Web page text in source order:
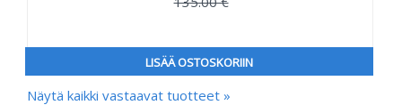
LISÄÄ OSTOSKORIIN
Näytä kaikki vastaavat tuotteet »